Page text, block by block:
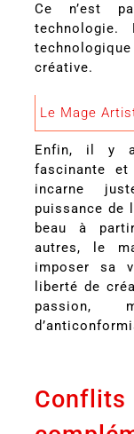
Ce n’est
créative.
Le Mage
Enfin, il y
fascinante
incarne
puissance de
beau à
autres, le
imposer sa
liberté de
passion,